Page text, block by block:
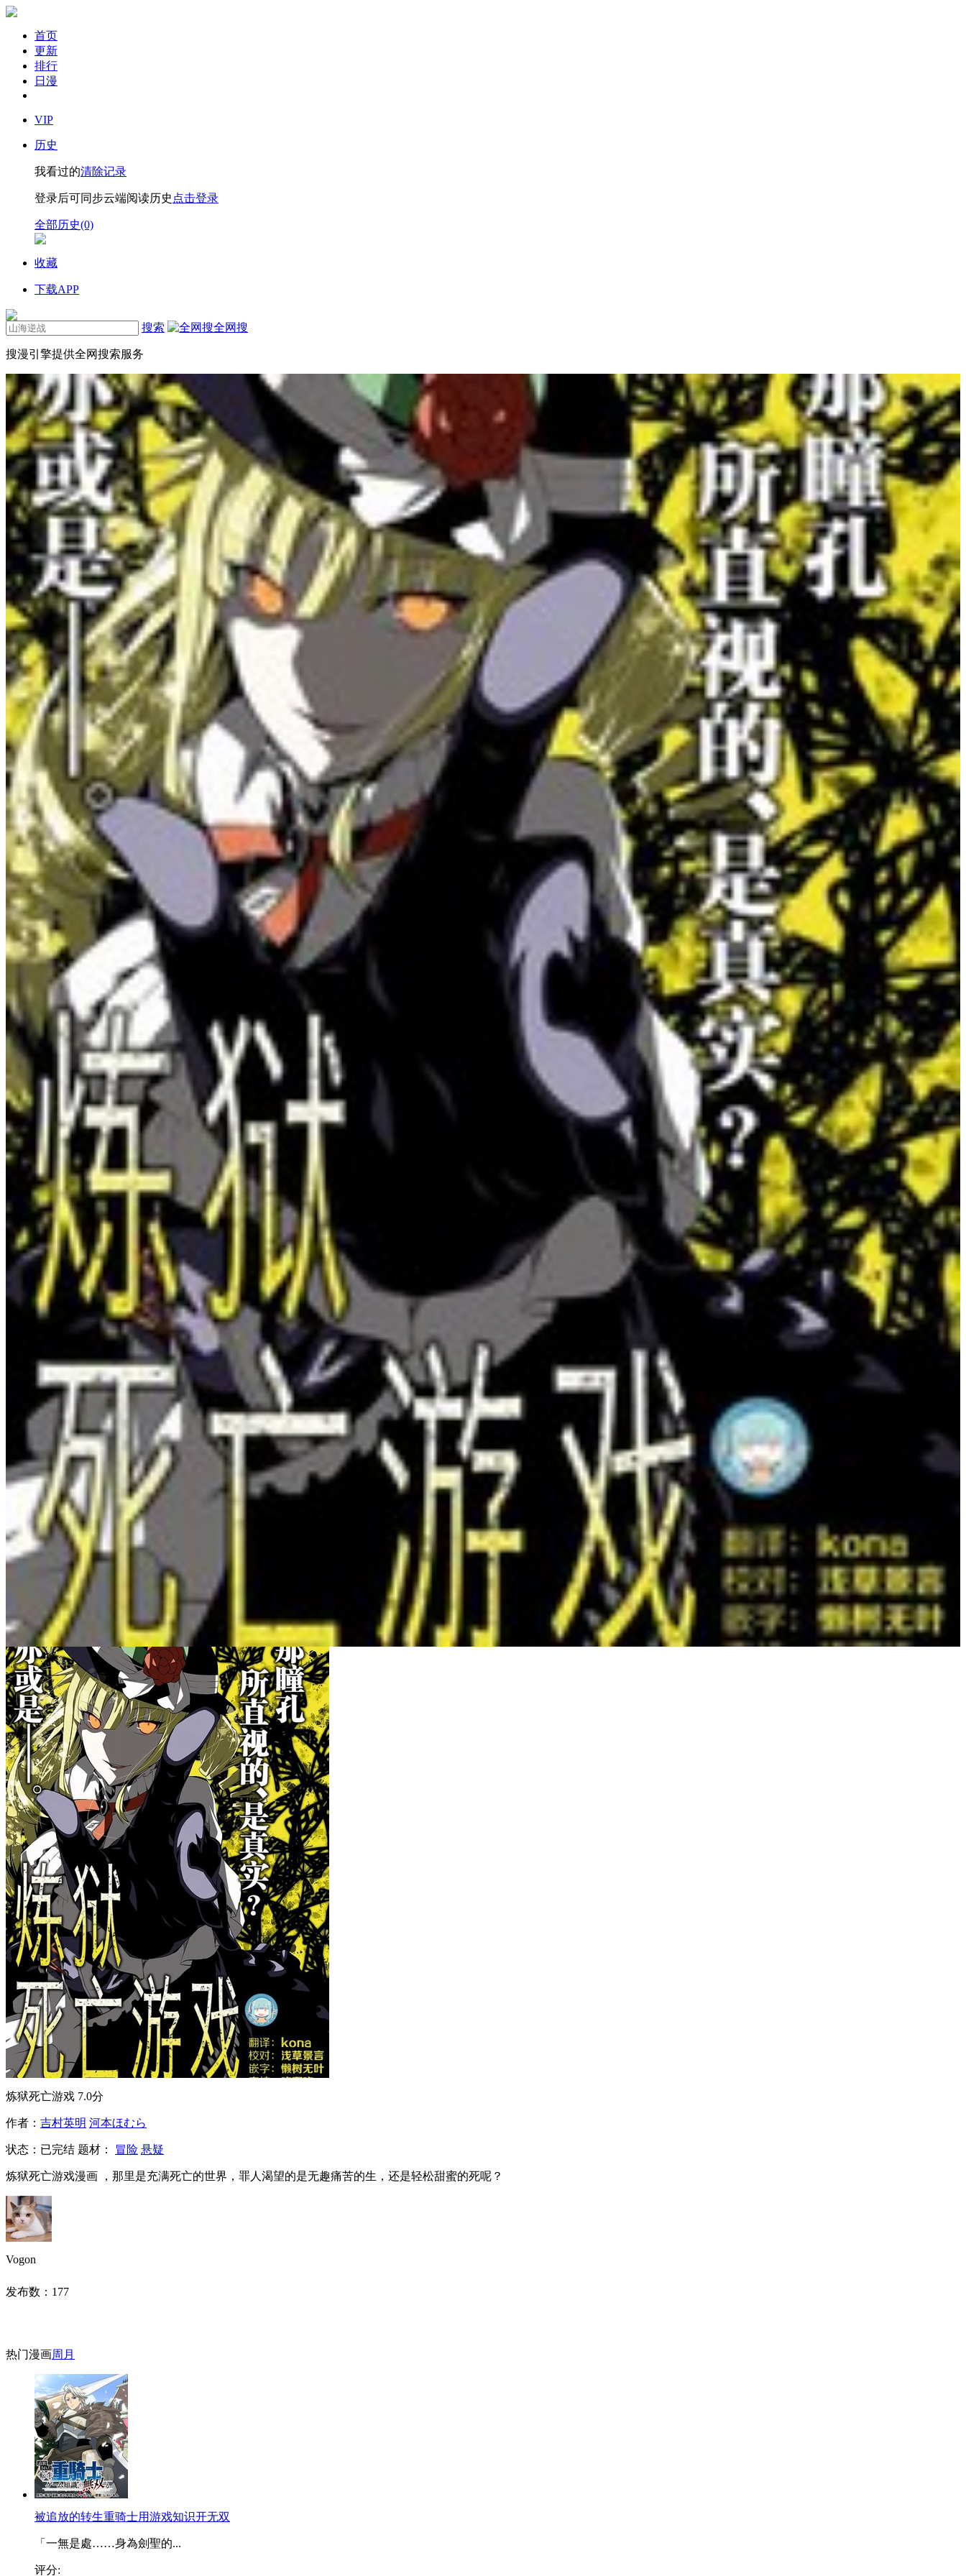
首页
更新
排行
日漫
VIP
历史
我看过的清除记录
登录后可同步云端阅读历史 点击登录
全部历史(0)
收藏
下载APP
搜索 全网搜
搜漫引擎提供全网搜索服务
炼狱死亡游戏 7.0分
作者： 吉村英明 河本ほむら
状态： 已完结 题材： 冒险 悬疑
炼狱死亡游戏漫画 ，那里是充满死亡的世界，罪人渴望的是无趣痛苦的生，还是轻松甜蜜的死呢？
Vogon
发布数： 177
热门漫画周 月
被追放的转生重骑士用游戏知识开无双
「一無是處……身為劍聖的...
评分: